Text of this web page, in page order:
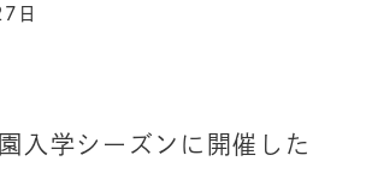
日
入学シーズンに開催した